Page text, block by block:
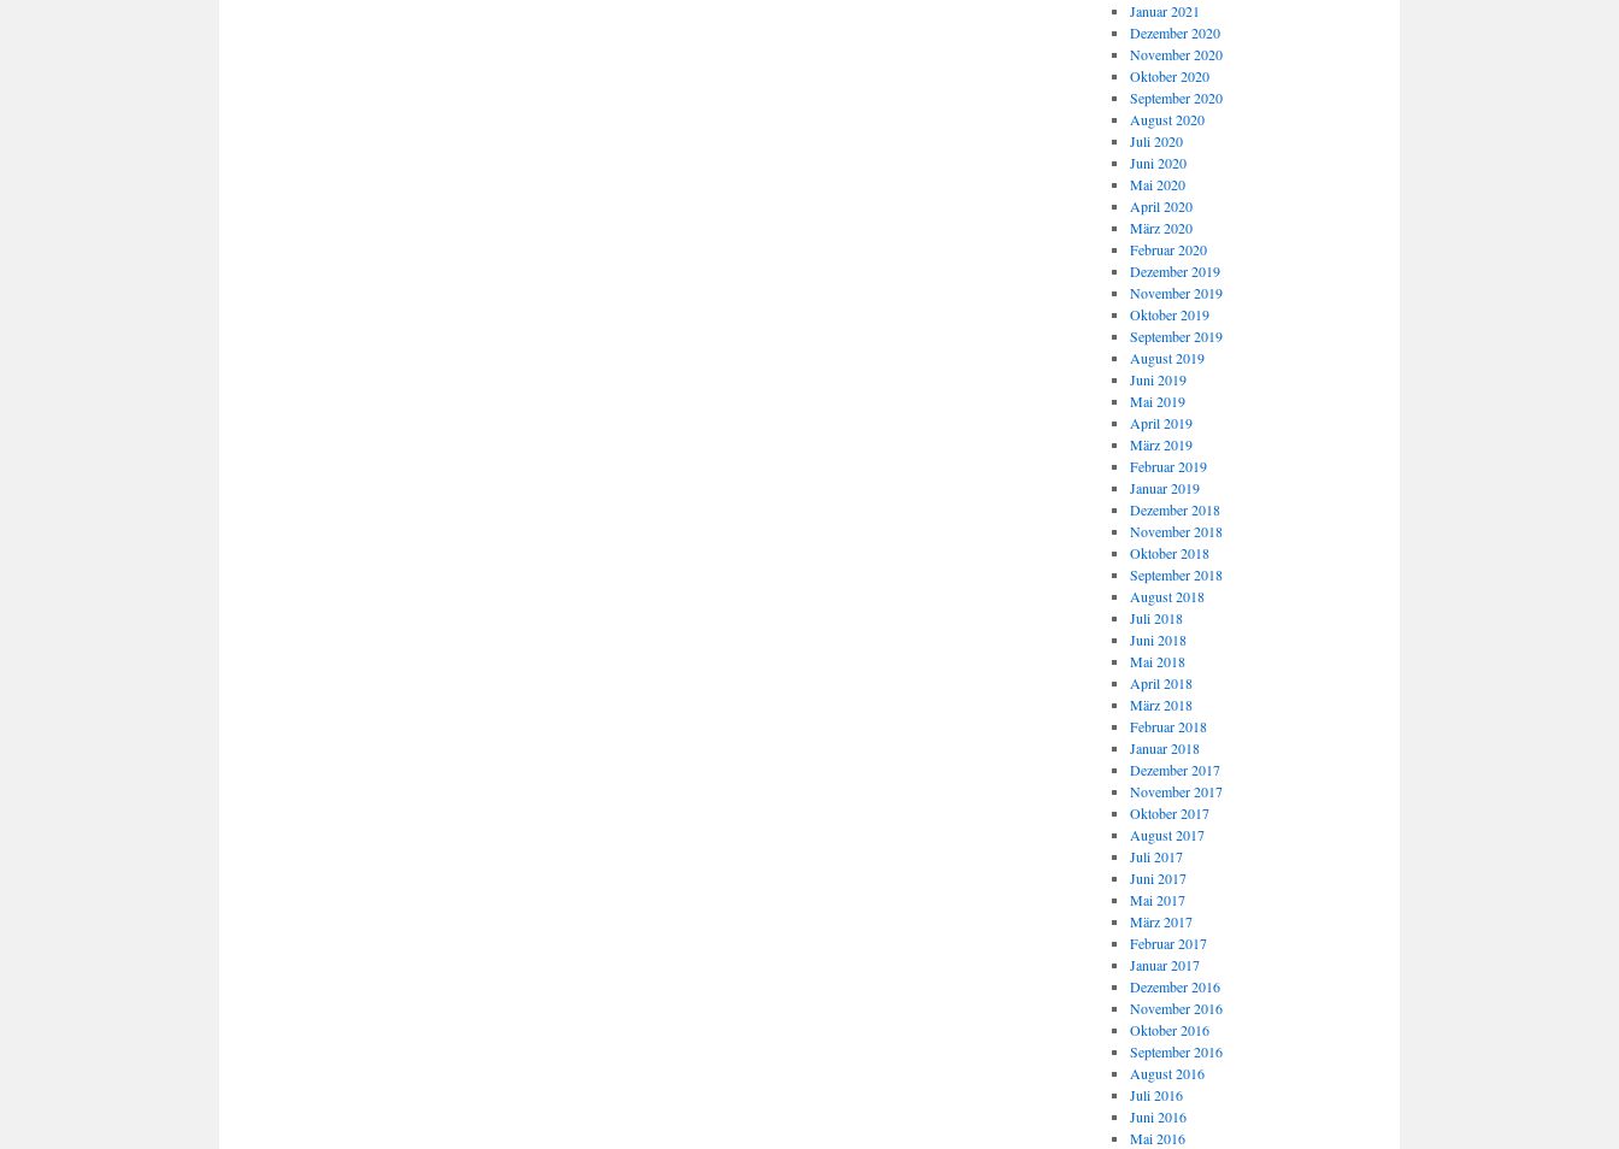
Januar 2021
Dezember 2020
November 2020
Oktober 2020
September 2020
August 2020
Juli 2020
Juni 2020
Mai 2020
April 2020
März 2020
Februar 2020
Dezember 2019
November 2019
Oktober 2019
September 2019
August 2019
Juni 2019
Mai 2019
April 2019
März 2019
Februar 2019
Januar 2019
Dezember 2018
November 2018
Oktober 2018
September 2018
August 2018
Juli 2018
Juni 2018
Mai 2018
April 2018
März 2018
Februar 2018
Januar 2018
Dezember 2017
November 2017
Oktober 2017
August 2017
Juli 2017
Juni 2017
Mai 2017
März 2017
Februar 2017
Januar 2017
Dezember 2016
November 2016
Oktober 2016
September 2016
August 2016
Juli 2016
Juni 2016
Mai 2016